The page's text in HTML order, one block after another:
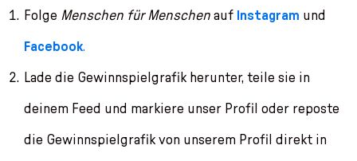
Folge Menschen für Menschenauf Instagram und
Facebook.
Lade die Gewinnspielgrafik herunter, teile sie in
deinem Feed und markiere unser Profil oder reposte
die Gewinnspielgrafik von unserem Profil direkt in